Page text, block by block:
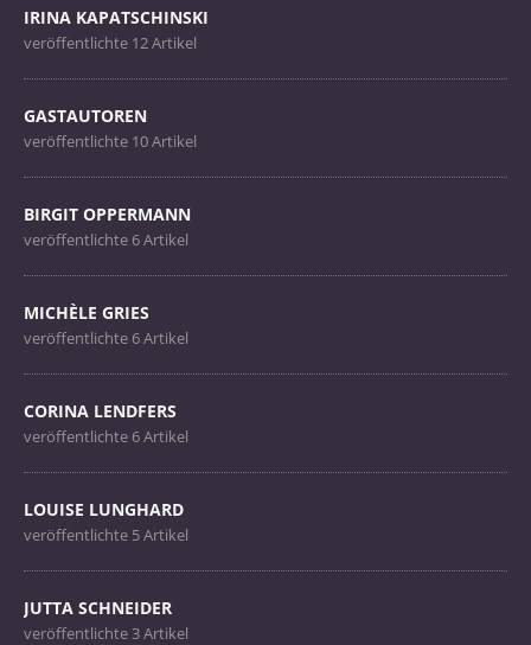
IRINA KAPATSCHINSKI
veröffentlichte 12 Artikel
GASTAUTOREN
veröffentlichte 10 Artikel
BIRGIT OPPERMANN
veröffentlichte 6 Artikel
MICHÈLE GRIES
veröffentlichte 6 Artikel
CORINA LENDFERS
veröffentlichte 6 Artikel
LOUISE LUNGHARD
veröffentlichte 5 Artikel
JUTTA SCHNEIDER
veröffentlichte 3 Artikel